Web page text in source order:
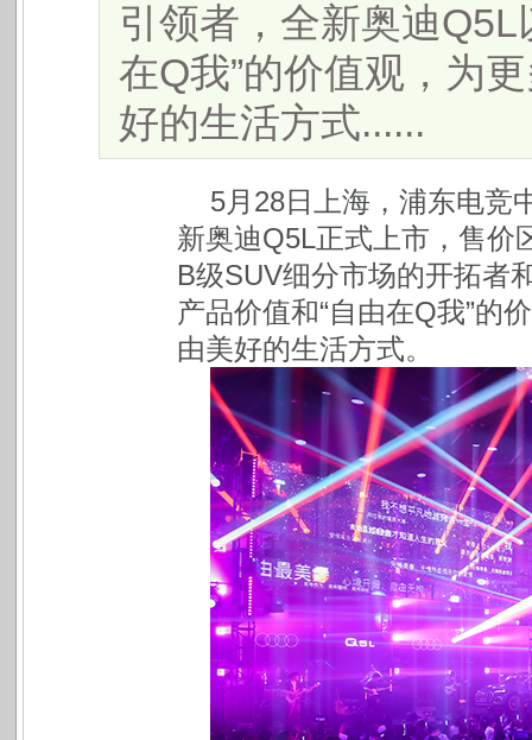
引领者，全新奥迪
在Q我”的价值观，为
好的生活方式......
5月28日上海，浦东电竞
新奥迪Q5L正式上市，售价
B级SUV细分市场的开拓者
产品价值和“自由在Q我”的
由美好的生活方式。